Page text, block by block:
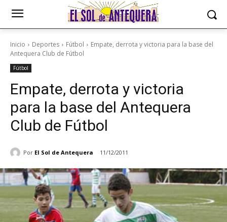
Inicio Deportes Fútbol
Empate, derrota y victoria para la base del
Antequera Club de Fútbol
Fútbol
Empate, derrota y victoria
para la base del Antequera
Club de Fútbol
Por El Sol de Antequera 11/12/2011